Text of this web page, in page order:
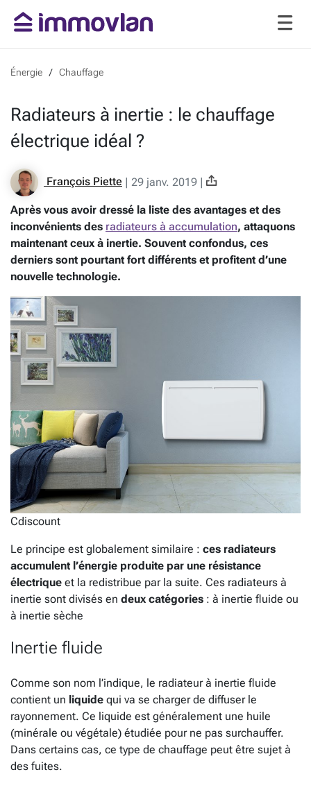
Énergie Chauffage
Radiateurs à inertie : le chauffage
électrique idéal ?
François Piette | 29 janv. 2019 |
Après vous avoir dressé la liste des avantages et des
inconvénients des radiateurs à accumulation, attaquons
maintenant ceux à inertie. Souvent confondus, ces
derniers sont pourtant fort différents et profitent d’une
nouvelle technologie.
Cdiscount
Le principe est globalement similaire : ces radiateurs
accumulent l’énergie produite par une résistance
électrique et la redistribue par la suite. Ces radiateurs à
inertie sont divisés en deux catégories : à inertie fluide ou
à inertie sèche
Inertie fluide
Comme son nom l’indique, le radiateur à inertie fluide
contient un liquide qui va se charger de diffuser le
rayonnement. Ce liquide est généralement une huile
(minérale ou végétale) étudiée pour ne pas surchauffer.
Dans certains cas, ce type de chauffage peut être sujet à
des fuites.